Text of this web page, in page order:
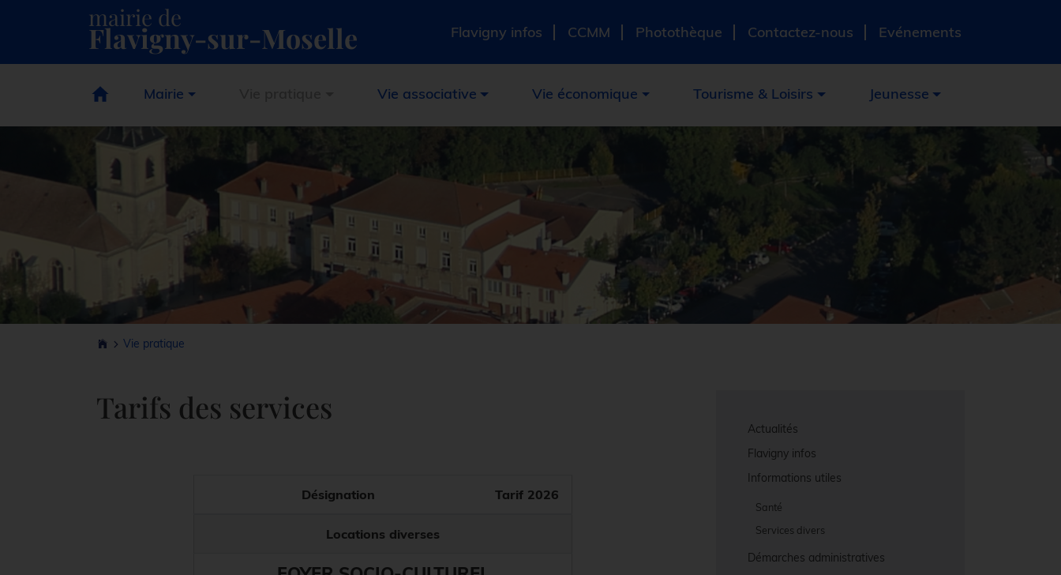
mairie de
Flavigny-sur-Moselle Flavigny infos CCMM Photothèque Contactez-nous Evénements
Mairie Vie associative Vie économique Tourisme & Loisirs Jeunesse
Vie pratique
Tarifs des services
Désignation Tarif 2026
Locations diverses
Actualités
Flavigny infos
Informations utiles
Santé
Services divers
Démarches administratives